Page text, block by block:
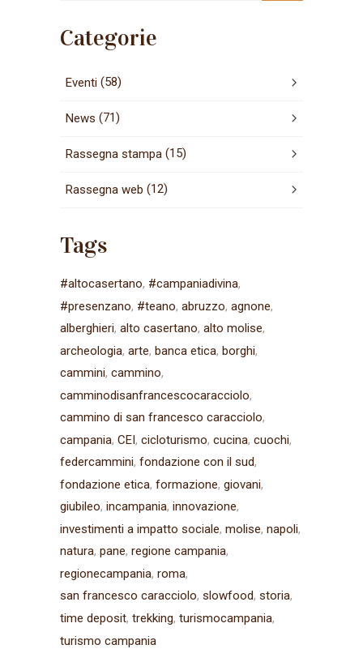
Categorie
Eventi (58)
News (71)
Rassegna stampa (15)
Rassegna web (12)
Tags
#altocasertano #campaniadivina
#presenzano #teano abruzzo agnone
alberghieri alto casertano alto molise
archeologia arte banca etica borghi
cammini cammino
camminodisanfrancescocaracciolo
cammino di san francesco caracciolo
campania CEI cicloturismo cucina cuochi
federcammini fondazione con il sud
fondazione etica formazione giovani
giubileo incampania innovazione
investimenti a impatto sociale molise napoli
natura pane regione campania
regionecampania roma
san francesco caracciolo slowfood storia
time deposit trekking turismocampania
turismo campania